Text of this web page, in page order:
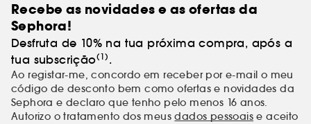
Recebe as novidades e as ofertas da
Sephora!
Desfruta de 10% na tua próxima compra, após a
tua subscrição(1) .
Ao registar-me, concordo em receber por e-mail o meu
código de desconto bem como ofertas e novidades da
Sephora e declaro que tenho pelo menos 16 anos.
Autorizo o tratamento dos meusdados pessoais e aceito